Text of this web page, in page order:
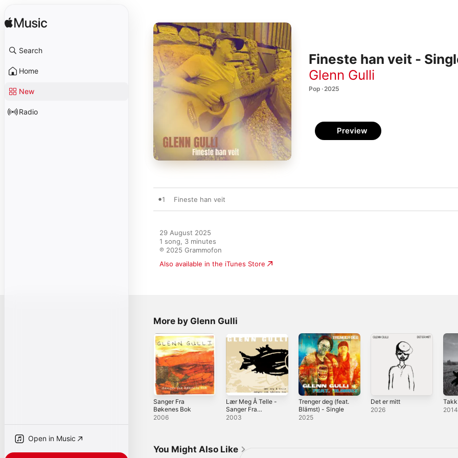
Search
Home
New
Radio
Open in Music
Fineste han veit -
Glenn Gulli
Pop · 2025
Preview
1 Fineste han veit
29 August 2025
1 song, 3 minutes
℗ 2025 Grammofon
Also available in the iTunes Store
More by Glenn Gulli
Sanger Fra
Bøkenes Bok
2006
Lær Meg Å Telle -
Sanger Fra
Bøkenes Bok
2003
Trenger deg (feat.
Blämst) - Single
2025
Det er mitt
2026
2014
You Might Also Like